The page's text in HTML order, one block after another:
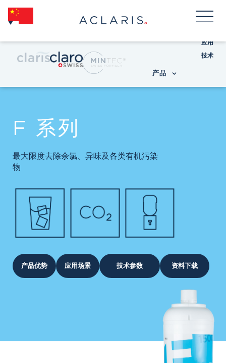
产品
应用
技术
F 系列
最大限度去除余氯、异味及各类有机污染
物
产品优势 应用场景 技术参数 资料下载